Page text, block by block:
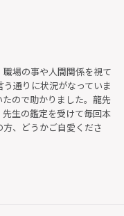
場の事や人間関係を視て
通りに状況がなっていま
ので助かりました。龍先
生の鑑定を受けて毎回本
、どうかご自愛くださ